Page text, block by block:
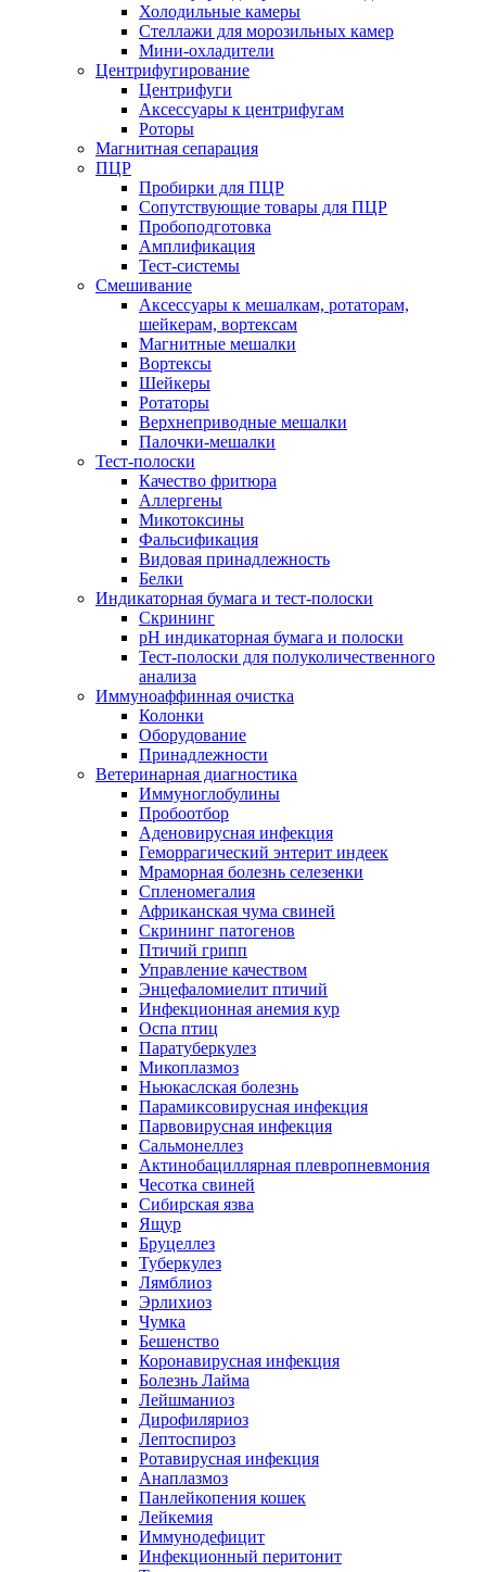
Холодильные камеры
Стеллажи для морозильных камер
Мини-охладители
Центрифугирование
Центрифуги
Аксессуары к центрифугам
Роторы
Магнитная сепарация
ПЦР
Пробирки для ПЦР
Сопутствующие товары для ПЦР
Пробоподготовка
Амплификация
Тест-системы
Смешивание
Аксессуары к мешалкам, ротаторам,
шейкерам, вортексам
Магнитные мешалки
Вортексы
Шейкеры
Ротаторы
Верхнеприводные мешалки
Палочки-мешалки
Тест-полоски
Качество фритюра
Аллергены
Микотоксины
Фальсификация
Видовая принадлежность
Белки
Индикаторная бумага и тест-полоски
Скрининг
pH индикаторная бумага и полоски
Тест-полоски для полуколичественного
анализа
Иммуноаффинная очистка
Колонки
Оборудование
Принадлежности
Ветеринарная диагностика
Иммуноглобулины
Пробоотбор
Аденовирусная инфекция
Геморрагический энтерит индеек
Мраморная болезнь селезенки
Спленомегалия
Африканская чума свиней
Скрининг патогенов
Птичий грипп
Управление качеством
Энцефаломиелит птичий
Инфекционная анемия кур
Оспа птиц
Паратуберкулез
Микоплазмоз
Ньюкаслская болезнь
Парамиксовирусная инфекция
Парвовирусная инфекция
Сальмонеллез
Актинобациллярная плевропневмония
Чесотка свиней
Сибирская язва
Ящур
Бруцеллез
Туберкулез
Лямблиоз
Эрлихиоз
Чумка
Бешенство
Коронавирусная инфекция
Болезнь Лайма
Лейшманиоз
Дирофиляриоз
Лептоспироз
Ротавирусная инфекция
Анаплазмоз
Панлейкопения кошек
Лейкемия
Иммунодефицит
Инфекционный перитонит